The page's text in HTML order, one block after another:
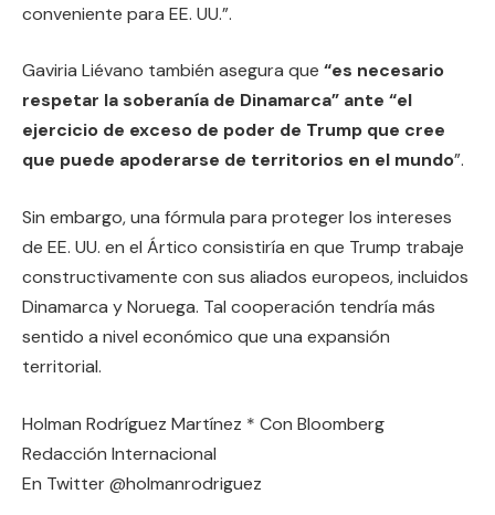
conveniente para EE. UU.”.
Gaviria Liévano también asegura que “es necesario
respetar la soberanía de Dinamarca” ante “el
ejercicio de exceso de poder de Trump que cree
que puede apoderarse de territorios en el mundo”.
Sin embargo, una fórmula para proteger los intereses
de EE. UU. en el Ártico consistiría en que Trump trabaje
constructivamente con sus aliados europeos, incluidos
Dinamarca y Noruega. Tal cooperación tendría más
sentido a nivel económico que una expansión
territorial.
Holman Rodríguez Martínez * Con Bloomberg
Redacción Internacional
En Twitter @holmanrodriguez